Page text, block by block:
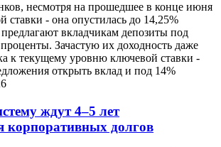
несмотря на прошедшее в конце июня
ставки - она опустилась до 14,25%
вкладчикам депозиты под
Зачастую их доходность даже
к текущему уровню ключевой ставки -
открыть вклад и под 14%
ждут 4–5 лет
корпоративных долгов